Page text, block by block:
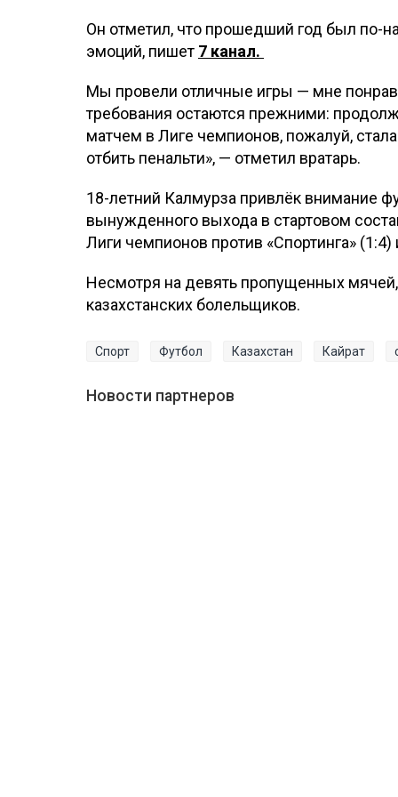
Он отметил, что прошедший год был
эмоций, пишет 7 канал.
Мы провели отличные игры — мне
требования остаются прежними:
матчем в Лиге чемпионов, пожалуй,
отбить пенальти», — отметил вратарь.
18-летний Калмурза привлёк внимание
вынужденного выхода в стартовом
Лиги чемпионов против «Спортинга» (1:4)
Несмотря на девять пропущенных
казахстанских болельщиков.
Спорт Футбол Казахстан Кайрат
Новости партнеров